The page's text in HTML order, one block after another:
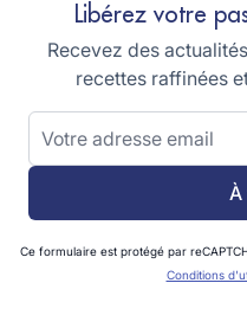
Libérez votre
Recevez des
recettes raffinées
Adresse email
À
Ce formulaire est protégé par
Conditions